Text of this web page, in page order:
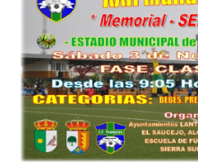
Casariche
(Sevilla)